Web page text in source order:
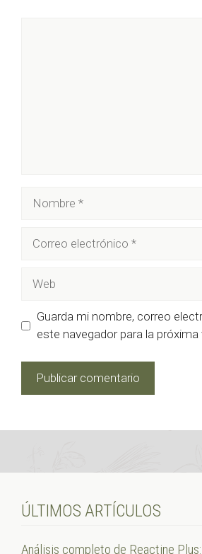
Guarda mi nombre, correo
este navegador para la
ÚLTIMOS ARTÍCULOS
Análisis completo de Reactine